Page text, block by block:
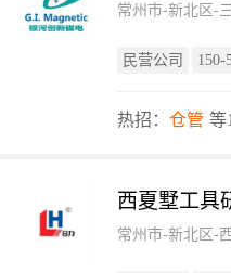
常州市-新北区-
民营公司 150-
热招： 仓管 等
西夏墅工具
常州市-新北区-